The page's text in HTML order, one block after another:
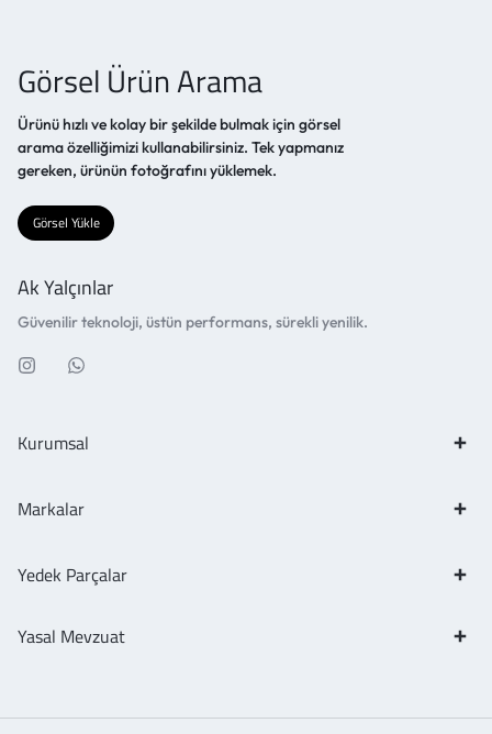
Görsel Ürün Arama
Ürünü hızlı ve kolay bir şekilde bulmak için görsel
arama özelliğimizi kullanabilirsiniz. Tek yapmanız
gereken, ürünün fotoğrafını yüklemek.
Görsel Yükle
Ak Yalçınlar
Güvenilir teknoloji, üstün performans, sürekli yenilik.
Kurumsal
Markalar
Yedek Parçalar
Yasal Mevzuat